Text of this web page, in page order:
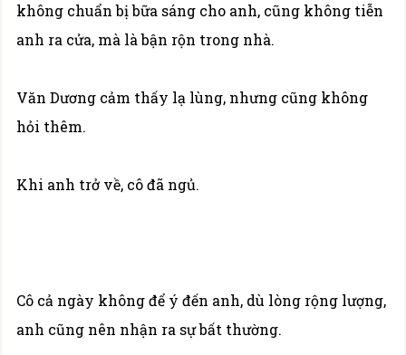
không chuẩn bị bữa sáng cho anh, cũng không tiễn
anh ra cửa, mà là bận rộn trong nhà.
Văn Dương cảm thấy lạ lùng, nhưng cũng không
hỏi thêm.
Khi anh trở về, cô đã ngủ.
Cô cả ngày không để ý đến anh, dù lòng rộng lượng,
anh cũng nên nhận ra sự bất thường.